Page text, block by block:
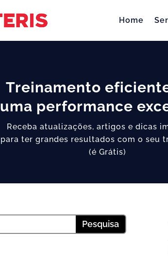
Home
Treinamento
uma performance
Receba atualizações, artigos e dicas
para ter grandes resultados com o seu
(é Grátis)